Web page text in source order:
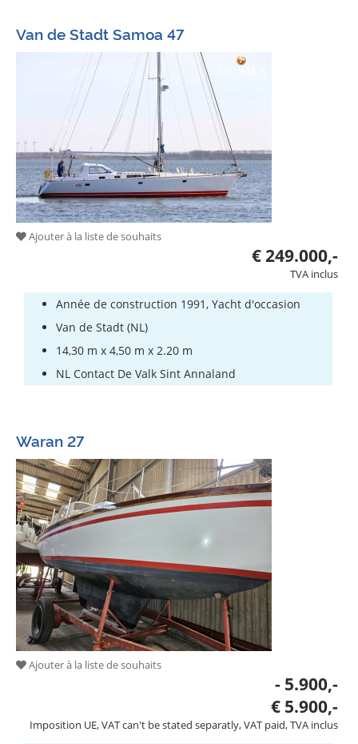
Van de Stadt Samoa 47
Ajouter à la liste de souhaits
€ 249.000,-
TVA inclus
Année de construction 1991, Yacht d'occasion
Van de Stadt (NL)
14,30 m x 4,50 m x 2.20 m
NL Contact De Valk Sint Annaland
Waran 27
Ajouter à la liste de souhaits
- 5.900,-
€ 5.900,-
Imposition UE, VAT can't be stated separatly, VAT paid, TVA inclus